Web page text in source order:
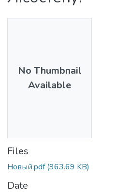
No Thumbnail
Available
Files
Новый.pdf (963.69 KB)
Date